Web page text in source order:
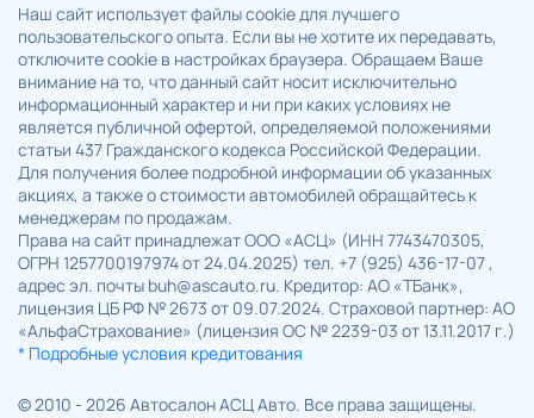
Наш сайт использует файлы cookie для лучшего
пользовательского опыта. Если вы не хотите их передавать,
отключите cookie в настройках браузера. Обращаем Ваше
внимание на то, что данный сайт носит исключительно
информационный характер и ни при каких условиях не
является публичной офертой, определяемой положениями
статьи 437 Гражданского кодекса Российской Федерации.
Для получения более подробной информации об указанных
акциях, а также о стоимости автомобилей обращайтесь к
менеджерам по продажам.
Права на сайт принадлежат ООО «АСЦ» (ИНН 7743470305,
ОГРН 1257700197974 от 24.04.2025) тел. +7 (925) 436-17-07 ,
адрес эл. почты buh@ascauto.ru. Кредитор: АО «ТБанк»,
лицензия ЦБ РФ № 2673 от 09.07.2024. Страховой партнер: АО
«АльфаСтрахование» (лицензия ОС № 2239-03 от 13.11.2017 г.)
* Подробные условия кредитования
© 2010 - 2026 Автосалон АСЦ Авто. Все права защищены.